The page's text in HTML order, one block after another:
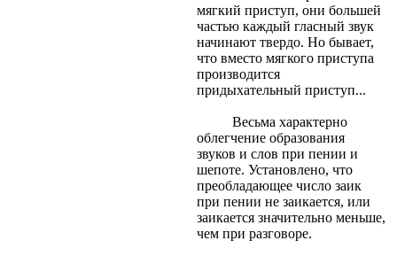
мягкий приступ, они большей
частью каждый гласный звук
начинают твердо. Но бывает,
что вместо мягкого приступа
производится
придыхательный приступ...
Весьма характерно
облегчение образования
звуков и слов при пении и
шепоте. Установлено, что
преобладающее число заик
при пении не заикается, или
заикается значительно меньше,
чем при разговоре.